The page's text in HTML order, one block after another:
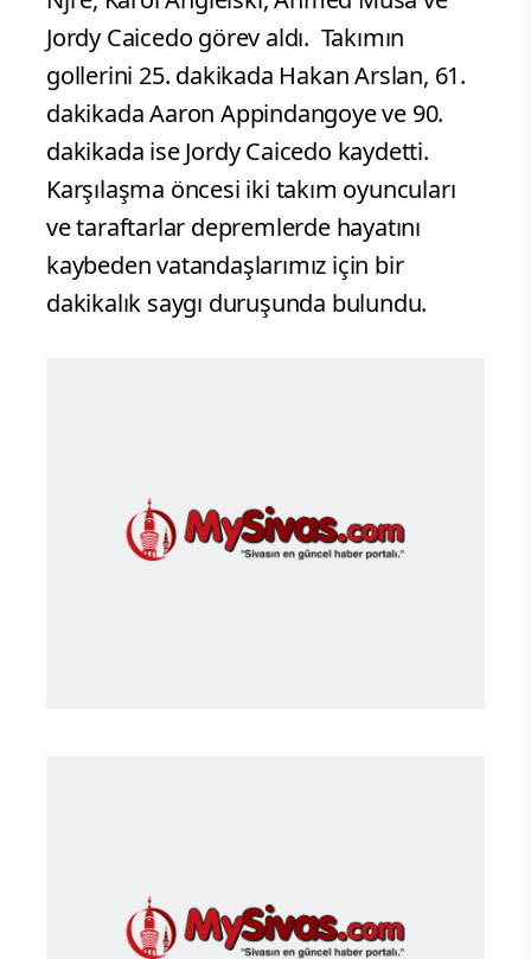
Jordy Caicedo görev aldı. Takımın
gollerini 25. dakikada Hakan Arslan, 61.
dakikada Aaron Appindangoye ve 90.
dakikada ise Jordy Caicedo kaydetti.
Karşılaşma öncesi iki takım oyuncuları
ve taraftarlar depremlerde hayatını
kaybeden vatandaşlarımız için bir
dakikalık saygı duruşunda bulundu.